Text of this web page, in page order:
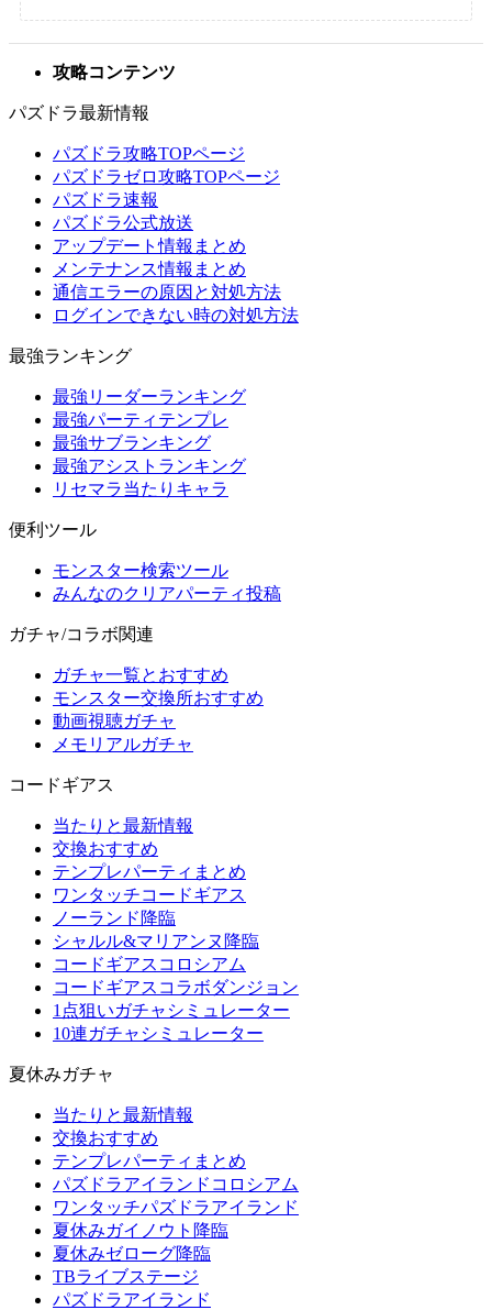
攻略コンテンツ
パズドラ最新情報
パズドラ攻略TOPページ
パズドラゼロ攻略TOPページ
パズドラ速報
パズドラ公式放送
アップデート情報まとめ
メンテナンス情報まとめ
通信エラーの原因と対処方法
ログインできない時の対処方法
最強ランキング
最強リーダーランキング
最強パーティテンプレ
最強サブランキング
最強アシストランキング
リセマラ当たりキャラ
便利ツール
モンスター検索ツール
みんなのクリアパーティ投稿
ガチャ/コラボ関連
ガチャ一覧とおすすめ
モンスター交換所おすすめ
動画視聴ガチャ
メモリアルガチャ
コードギアス
当たりと最新情報
交換おすすめ
テンプレパーティまとめ
ワンタッチコードギアス
ノーランド降臨
シャルル&マリアンヌ降臨
コードギアスコロシアム
コードギアスコラボダンジョン
1点狙いガチャシミュレーター
10連ガチャシミュレーター
夏休みガチャ
当たりと最新情報
交換おすすめ
テンプレパーティまとめ
パズドラアイランドコロシアム
ワンタッチパズドラアイランド
夏休みガイノウト降臨
夏休みゼローグ降臨
TBライブステージ
パズドラアイランド